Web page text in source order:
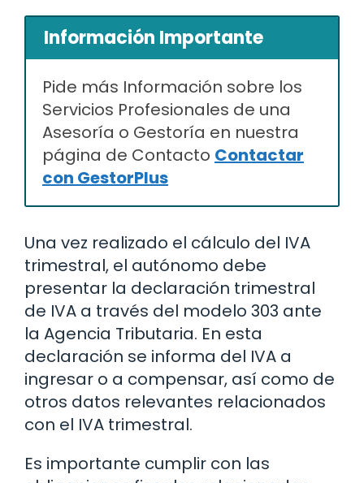
Información Importante
Pide más Información sobre los
Servicios Profesionales de una
Asesoría o Gestoría en nuestra
página de Contacto Contactar
con GestorPlus
Una vez realizado el cálculo del IVA
trimestral, el autónomo debe
presentar la declaración trimestral
de IVA a través del modelo 303 ante
la Agencia Tributaria. En esta
declaración se informa del IVA a
ingresar o a compensar, así como de
otros datos relevantes relacionados
con el IVA trimestral.
Es importante cumplir con las